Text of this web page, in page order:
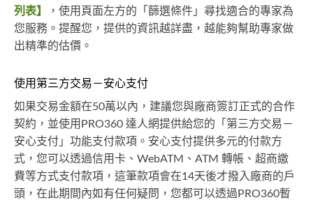
列表】
，使用頁面左方的「篩選條件」尋找適合的專家為
您服務。提醒您，提供的資訊越詳盡，越能夠幫助專家做
出精準的估價。
使用第三方交易－安心支付
如果交易金額在50萬以內，建議您與廠商簽訂正式的合作
契約，並使用PRO360 達人網提供給您的「第三方交易－
安心支付」功能支付款項。安心支付提供多元的付款方
式，您可以透過信用卡、WebATM、ATM 轉帳、超商繳
費等方式支付款項，這筆款項會在14天後才撥入廠商的戶
頭，在此期間內如有任何疑問，您都可以透過PRO360暫